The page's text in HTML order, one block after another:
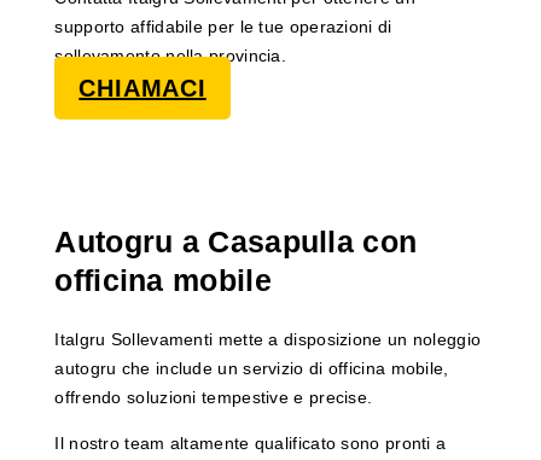
supporto affidabile per le tue operazioni di
sollevamento nella provincia.
CHIAMACI
Autogru a Casapulla con
officina mobile
Italgru Sollevamenti mette a disposizione un noleggio
autogru che include un servizio di officina mobile,
offrendo soluzioni tempestive e precise.
Il nostro team altamente qualificato sono pronti a